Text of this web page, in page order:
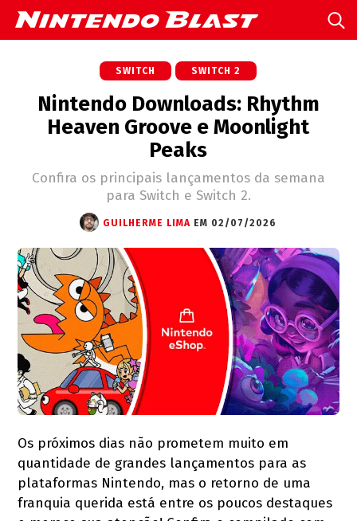
SWITCH SWITCH 2
Nintendo Downloads: Rhythm
Heaven Groove e Moonlight
Peaks
Confira os principais lançamentos da semana
para Switch e Switch 2.
GUILHERME LIMA EM 02/07/2026
Os próximos dias não prometem muito em
quantidade de grandes lançamentos para as
plataformas Nintendo, mas o retorno de uma
franquia querida está entre os poucos destaques